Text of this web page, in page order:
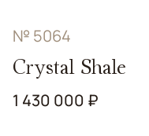
№ 5064
Crystal Shale
1 430 000 ₽